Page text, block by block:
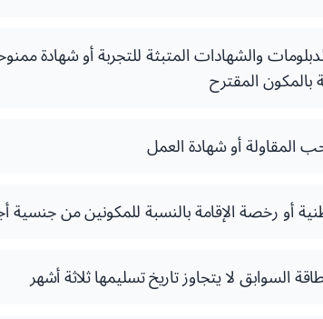
والشهادات المتبثة للتجربة أو شهادة
بالمكون المقترح
أو شهادة العمل
أو رخصة الإقامة بالنسبة للمكونين من جنسية
السوابق لا يتجاوز تاريخ تسليمها ثلاثة أشهر